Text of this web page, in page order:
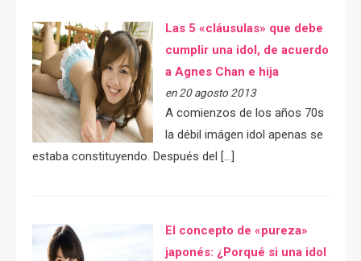
Las 5 «cláusulas» que debe
cumplir una idol, de acuerdo
a Agnes Chan e hija
en 20 agosto 2013
A comienzos de los años 70s
la débil imágen idol apenas se
estaba constituyendo. Después del […]
El concepto de «pureza»
japonés: ¿Porqué si una idol